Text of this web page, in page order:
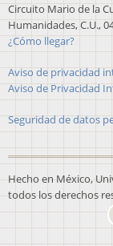
Circuito Mario de la
Humanidades, C.U.,
¿Cómo llegar?
Aviso de privacidad
Aviso de Privacidad
Seguridad de datos
Hecho en México,
todos los derechos